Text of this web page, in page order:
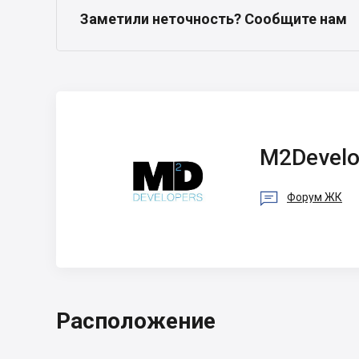
Заметили неточность? Сообщите нам
 Форум ЖК
Расположение